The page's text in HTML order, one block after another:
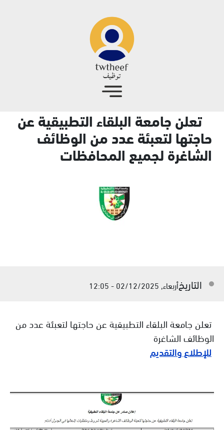
تعلن جامعة البلقاء التطبيقية عن
حاجتها لتعبئة عدد من الوظائف
الشاغرة لجميع المحافظات
التاريخأربعاء, 02/12/2025 - 12:05
تعلن جامعة البلقاء التطبيقية عن حاجتها لتعبئة عدد من
الوظائف الشاغرة
للإطلاع والتقديم